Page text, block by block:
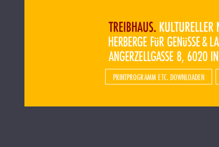
PRINTPROGRAMM ETC. DOWNLOADEN